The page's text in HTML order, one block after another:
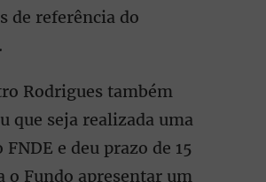
de referência do
Rodrigues também
que seja realizada uma
e deu prazo de 15
o Fundo apresentar um